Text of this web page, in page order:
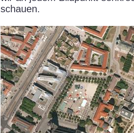
schauen.